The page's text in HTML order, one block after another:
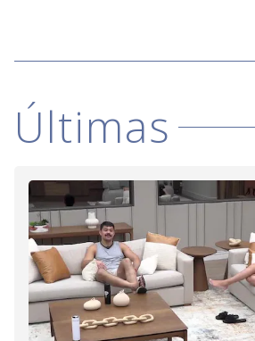
Últimas